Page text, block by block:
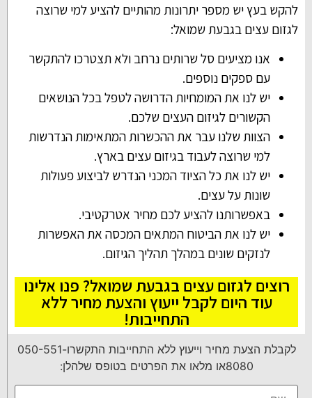
להקש בעץ יש מספר יתרונות מהותיים להציע למי שרוצה
לגזום עצים בגבעת שמואל:
אנו מציעים סל שרותים נרחב ולא תצטרכו להתקשר
עם ספקים נוספים.
יש לנו את המומחיות הדרושה לטפל בכל הנושאים
הקשורים לגיזום העצים שלכם.
הצוות שלנו עבר את ההכשרות המתאימות הנדרשות
למי שרוצה לעבוד בגיזום עצים בארץ.
יש לנו את כל הציוד המכני הנדרש לביצוע פעולות
שונות על עצים.
באפשרותנו להציע לכם מחיר אטרקטיבי.
יש לנו את הביטוח המתאים המכסה את האפשרות
לנזקים שונים במהלך תהליך הגיזום.
רוצים לגזום עצים בגבעת שמואל? פנו אלינו
עוד היום לקבל ייעוץ והצעת מחיר ללא
התחייבות!
לקבלת הצעת מחיר וייעוץ ללא התחייבות התקשרו050-551-
8080או מלאו את הפרטים בטופס שלהלן: